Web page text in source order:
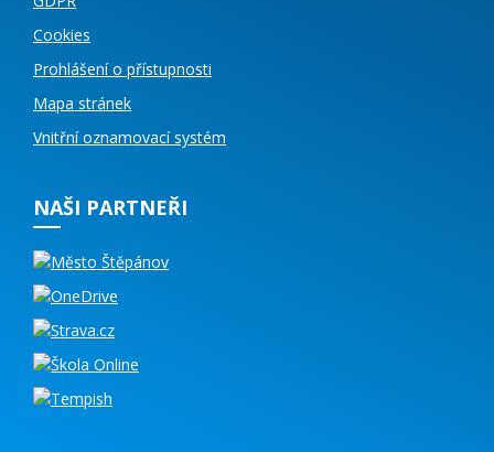
Cookies
Prohlášení o přístupnosti
Mapa stránek
Vnitřní oznamovací systém
NAŠI PARTNEŘI